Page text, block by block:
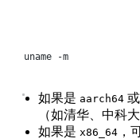
uname -m
如果是 aarch64 或
（如清华、中科大
如果是 x86_64 ，